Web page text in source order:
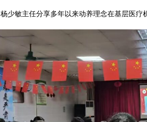
杨少敏主任分享多年以来动养理念在基层医疗